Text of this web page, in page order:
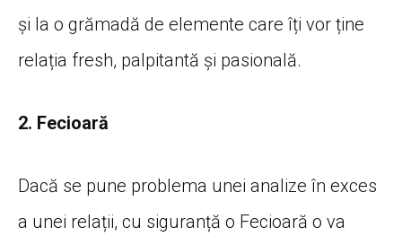
și la o grămadă de elemente care îți vor ține
relația fresh, palpitantă și pasională.
2. Fecioară
Dacă se pune problema unei analize în exces
a unei relații, cu siguranță o Fecioară o va